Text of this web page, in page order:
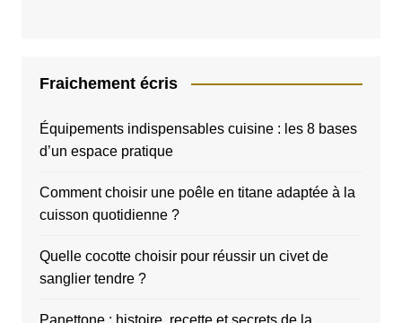
Fraichement écris
Équipements indispensables cuisine : les 8 bases
d’un espace pratique
Comment choisir une poêle en titane adaptée à la
cuisson quotidienne ?
Quelle cocotte choisir pour réussir un civet de
sanglier tendre ?
Panettone : histoire, recette et secrets de la